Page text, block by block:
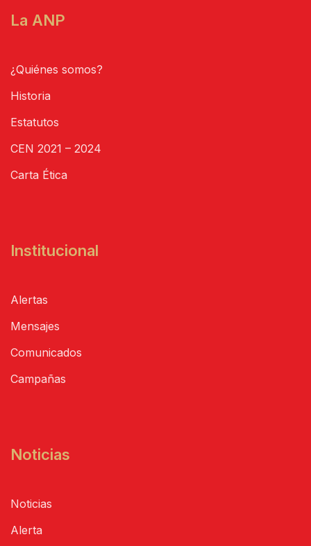
La ANP
¿Quiénes somos?
Historia
Estatutos
CEN 2021 – 2024
Carta Ética
Institucional
Alertas
Mensajes
Comunicados
Campañas
Noticias
Noticias
Alerta